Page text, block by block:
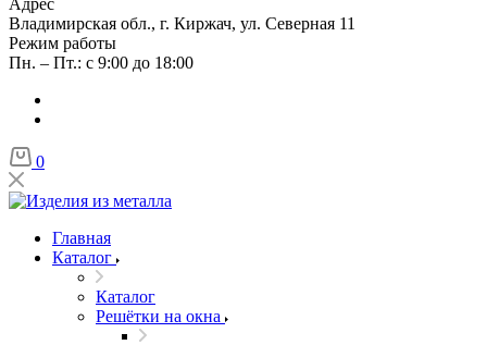
Адрес
Владимирская обл., г. Киржач, ул. Северная 11
Режим работы
Пн. – Пт.: с 9:00 до 18:00
0
Главная
Каталог
Каталог
Решётки на окна